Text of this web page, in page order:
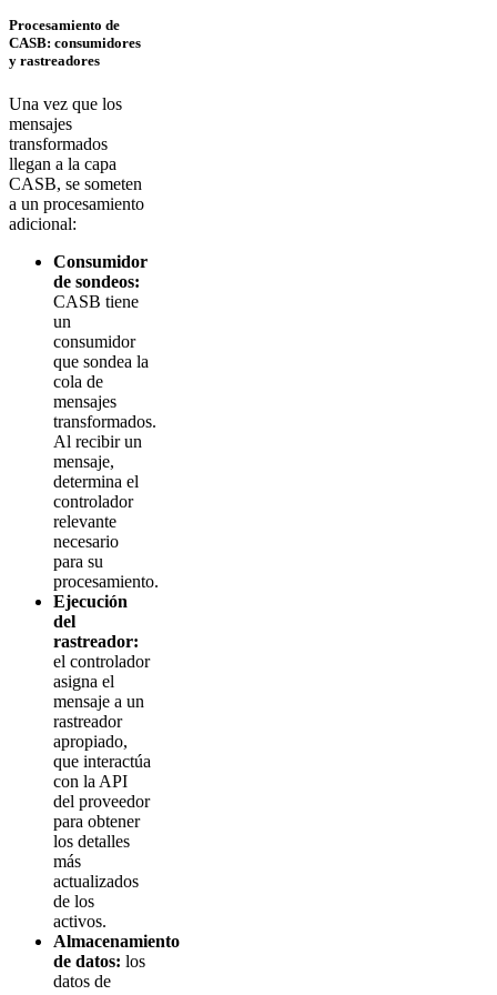
Procesamiento de
CASB: consumidores
y rastreadores
Una vez que los
mensajes
transformados
llegan a la capa
CASB, se someten
a un procesamiento
adicional:
Consumidor
de sondeos:
CASB tiene
un
consumidor
que sondea la
cola de
mensajes
transformados.
Al recibir un
mensaje,
determina el
controlador
relevante
necesario
para su
procesamiento.
Ejecución
del
rastreador:
el controlador
asigna el
mensaje a un
rastreador
apropiado,
que interactúa
con la API
del proveedor
para obtener
los detalles
más
actualizados
de los
activos.
Almacenamiento
de datos: los
datos de